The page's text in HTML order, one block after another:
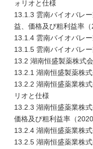
ォリオと仕様
13.1.3 雲南バイオバレ
益、価格及び粗利益率（
13.1.4 雲南バイオバレ
13.1.5 雲南バイオバレ
13.2 湖南恒盛製薬株式
13.2.1 湖南恒盛製薬株
13.2.2 湖南恒盛薬業株
リオと仕様
13.2.3 湖南恒盛薬業株
価格及び粗利益率（
13.2.4 湖南恒盛薬業株
13.2.5 湖南恒盛薬業株